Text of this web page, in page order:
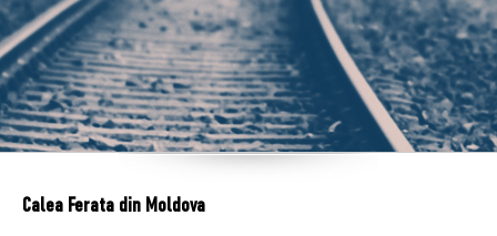
Calea Ferata din Moldova